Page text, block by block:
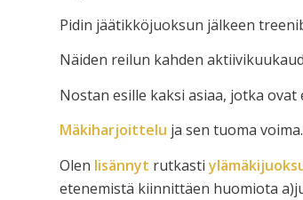
Pidin jäätikköjuoksun jälkeen
Näiden reilun kahden
Nostan esille kaksi asiaa, jotka
Mäkiharjoittelu ja sen tuoma voima.
Olen lisännyt rutkasti
etenemistä kiinnittäen huomiota